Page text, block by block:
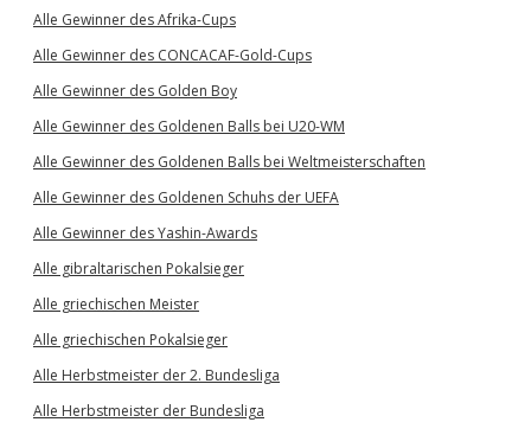
Alle Gewinner des Afrika-Cups
Alle Gewinner des CONCACAF-Gold-Cups
Alle Gewinner des Golden Boy
Alle Gewinner des Goldenen Balls bei U20-WM
Alle Gewinner des Goldenen Balls bei Weltmeisterschaften
Alle Gewinner des Goldenen Schuhs der UEFA
Alle Gewinner des Yashin-Awards
Alle gibraltarischen Pokalsieger
Alle griechischen Meister
Alle griechischen Pokalsieger
Alle Herbstmeister der 2. Bundesliga
Alle Herbstmeister der Bundesliga